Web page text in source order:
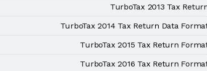
TurboTax 2013 Tax
TurboTax 2014 Tax Return Data
TurboTax 2015 Tax Return
TurboTax 2016 Tax Return